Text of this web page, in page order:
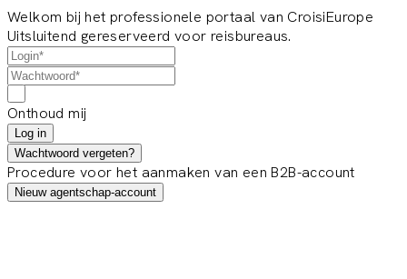
Welkom bij het professionele portaal van CroisiEurope
Uitsluitend gereserveerd voor reisbureaus.
Onthoud mij
Log in
Wachtwoord vergeten?
Procedure voor het aanmaken van een B2B-account
Nieuw agentschap-account